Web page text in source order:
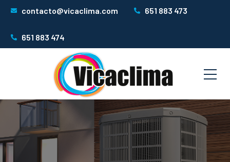
contacto@vicaclima.com 651 883 473
651 883 474